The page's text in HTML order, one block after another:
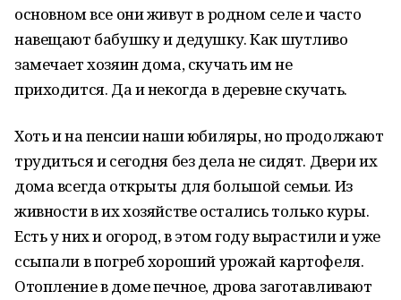
основном все они живут в родном селе и часто
навещают бабушку и дедушку. Как шутливо
замечает хозяин дома, скучать им не
приходится. Да и некогда в деревне скучать.
Хоть и на пенсии наши юбиляры, но продолжают
трудиться и сегодня без дела не сидят. Двери их
дома всегда открыты для большой семьи. Из
живности в их хозяйстве остались только куры.
Есть у них и огород, в этом году вырастили и уже
ссыпали в погреб хороший урожай картофеля.
Отопление в доме печное, дрова заготавливают